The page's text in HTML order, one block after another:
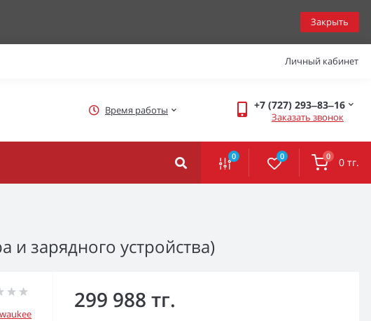
Закрыть
Личный кабинет
Время работы +7 (727) 293‒83‒16
Заказать звонок
0 0 0 0 тг.
и зарядного устройства)
299 988 тг.